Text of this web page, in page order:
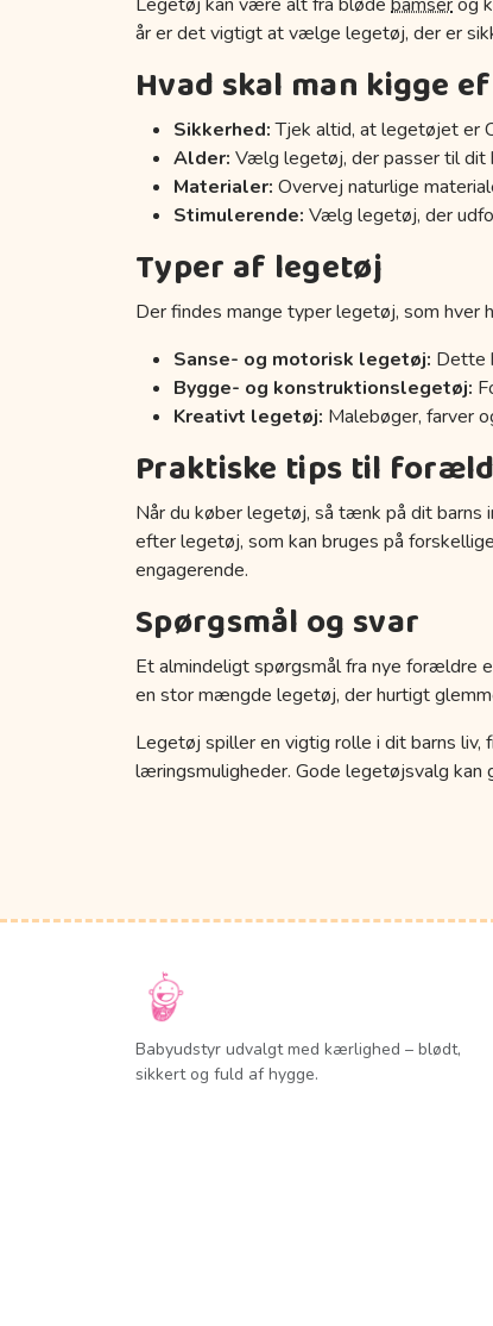
år er det vigtigt at vælge legetøj, der er
Hvad skal man kigge
Sikkerhed:Tjek altid, at legetøjet er
Alder: Vælg legetøj, der passer til dit
Materialer: Overvej naturlige
Stimulerende: Vælg legetøj, der
Typer af legetøj
Der findes mange typer legetøj, som hver
Sanse- og motorisk legetøj: Dette
Bygge- og konstruktionslegetøj:
Kreativt legetøj: Malebøger, farver
Praktiske tips til
Når du køber legetøj, så tænk på dit
efter legetøj, som kan bruges på
engagerende.
Spørgsmål og svar
Et almindeligt spørgsmål fra nye forældre
en stor mængde legetøj, der hurtigt
Legetøj spiller en vigtig rolle i dit barns
læringsmuligheder. Gode legetøjsvalg
Babyudstyr udvalgt med kærlighed – blødt,
sikkert og fuld af hygge.